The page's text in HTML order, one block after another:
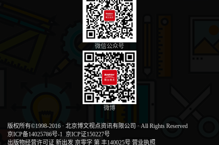
微信公众号
微博
版权所有©1998-2016 · 北京博文视点资讯有限公司 · All Rights Reserved
京ICP备14025786号-1 京ICP证150227号
出版物经营许可证 新出发 京零字 第 丰140025号 营业执照